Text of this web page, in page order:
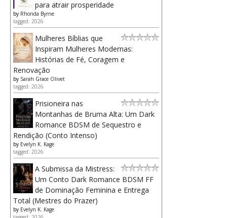
para atrair prosperidade
by Rhonda Byrne
tagged: 2026
Mulheres Bíblias que
Inspiram Mulheres Modernas:
Histórias de Fé, Coragem e
Renovação
by Sarah Grace Olivet
tagged: 2026
Prisioneira nas
Montanhas de Bruma Alta: Um Dark
Romance BDSM de Sequestro e
Rendição (Conto Intenso)
by Evelyn K. Kage
tagged: 2026
A Submissa da Mistress:
Um Conto Dark Romance BDSM FF
de Dominação Feminina e Entrega
Total (Mestres do Prazer)
by Evelyn K. Kage